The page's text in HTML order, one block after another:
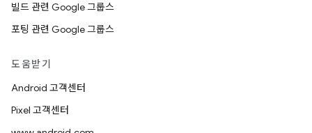
빌드 관련 Google 그룹스
포팅 관련 Google 그룹스
도움받기
Android 고객센터
Pixel 고객센터